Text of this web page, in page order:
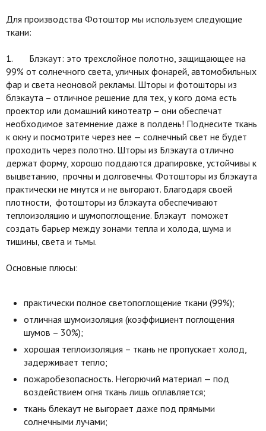
Для производства Фотоштор мы используем следующие
ткани:
1. Блэкаут: это трехслойное полотно, защищающее на
99% от солнечного света, уличных фонарей, автомобильных
фар и света неоновой рекламы. Шторы и фотошторы из
блэкаута – отличное решение для тех, у кого дома есть
проектор или домашний кинотеатр – они обеспечат
необходимое затемнение даже в полдень! Поднесите ткань
к окну и посмотрите через нее — солнечный свет не будет
проходить через полотно. Шторы из Блэкаута отлично
держат форму, хорошо поддаются драпировке, устойчивы к
выцветанию, прочны и долговечны. Фотошторы из блэкаута
практически не мнутся и не выгорают. Благодаря своей
плотности, фотошторы из блэкаута обеспечивают
теплоизоляцию и шумопоглощение. Блэкаут поможет
создать барьер между зонами тепла и холода, шума и
тишины, света и тьмы.
Основные плюсы:
практически полное светопоглощение ткани (99%);
отличная шумоизоляция (коэффициент поглощения
шумов – 30%);
хорошая теплоизоляция – ткань не пропускает холод,
задерживает тепло;
пожаробезопасность. Негорючий материал — под
воздействием огня ткань лишь оплавляется;
ткань блекаут не выгорает даже под прямыми
солнечными лучами;